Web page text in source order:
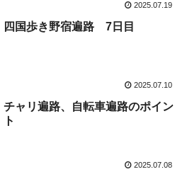
2025.07.19
四国歩き野宿遍路 7日目
2025.07.10
チャリ遍路、自転車遍路のポイン
ト
2025.07.08